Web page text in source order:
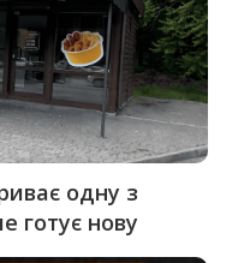
одну з
готує нову